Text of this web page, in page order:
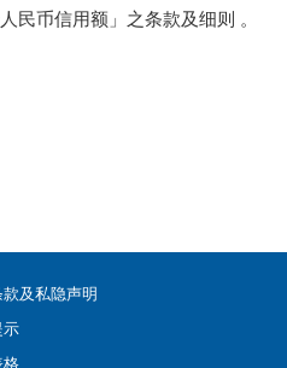
人民币信用额」之条款及细则 。
及私隐声明
示
格